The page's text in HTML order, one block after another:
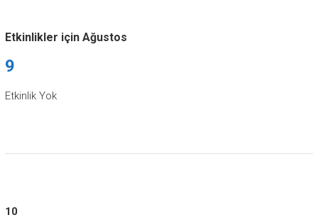
Etkinlikler için Ağustos
9
Etkinlik Yok
10